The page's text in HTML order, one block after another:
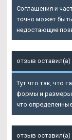
Соглашения и
точно может
недостающие
отзыв оставил(а)
Тут что так, что
формы и размеры
что
отзыв оставил(а)